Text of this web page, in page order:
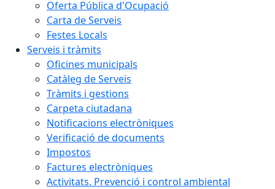
Oferta Pública d'Ocupació
Carta de Serveis
Festes Locals
Serveis i tràmits
Oficines municipals
Catàleg de Serveis
Tràmits i gestions
Carpeta ciutadana
Notificacions electròniques
Verificació de documents
Impostos
Factures electròniques
Activitats. Prevenció i control ambiental